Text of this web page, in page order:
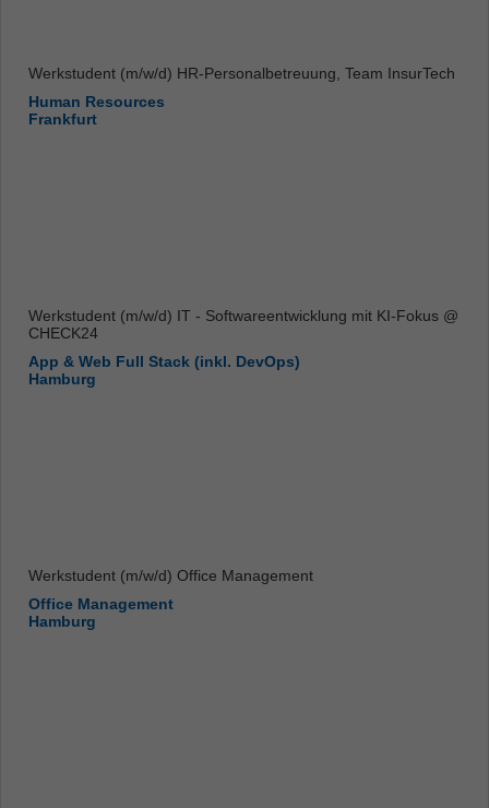
Werkstudent (m/w/d) HR-Personalbetreuung, Team InsurTech
Human Resources
Frankfurt
Werkstudent (m/w/d) IT - Softwareentwicklung mit KI-Fokus @
CHECK24
App & Web Full Stack (inkl. DevOps)
Hamburg
Werkstudent (m/w/d) Office Management
Office Management
Hamburg